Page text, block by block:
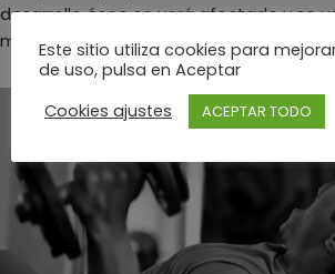
desarrollo óseo se verá afectado y se
más »Este sitio utiliza cookies para
de uso, pulsa en Aceptar
Cookies ajustes
ACEPTAR TODO